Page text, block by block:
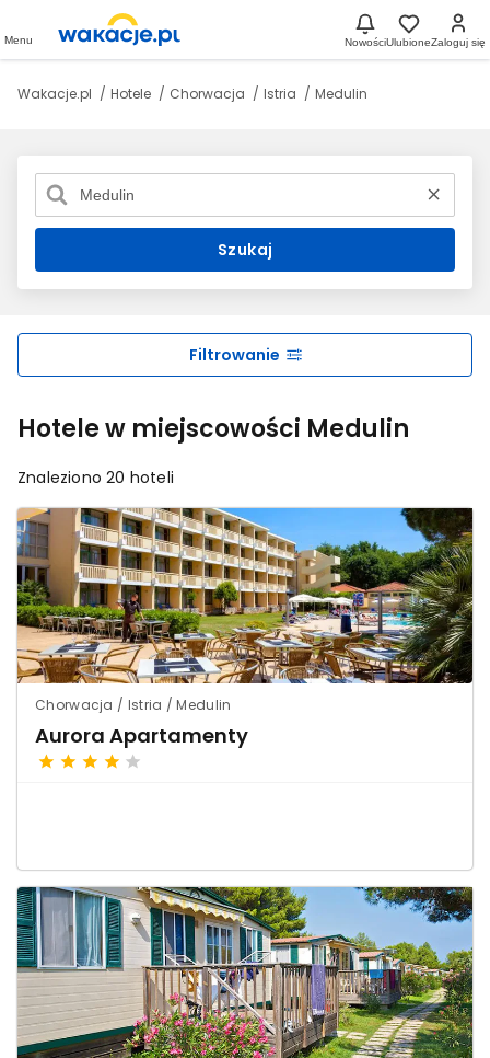
Menu NowościUlubioneZaloguj się
Wakacje.pl Hotele Chorwacja Istria Medulin
Szukaj
Hotele w miejscowości Medulin
Filtrowanie
Znaleziono 20 hoteli
Chorwacja / Istria / Medulin
Aurora Apartamenty